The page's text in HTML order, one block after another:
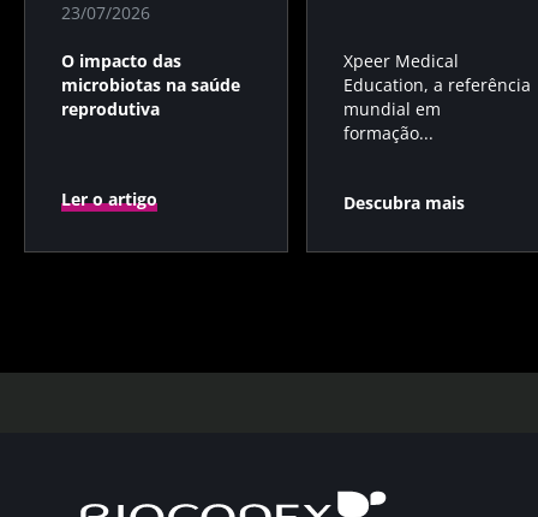
23/07/2026
O impacto das
microbiotas na saúde
reprodutiva
Ler o artigo
Xpeer Medical
Education, a referência
mundial em
formação...
Descubra mais